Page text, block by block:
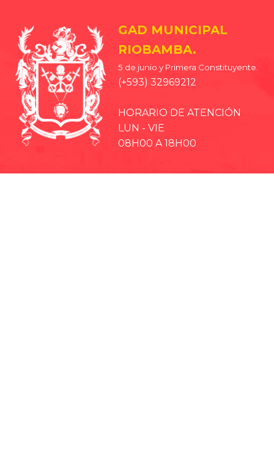
GAD MUNICIPAL
RIOBAMBA.
5 de junio y Primera Constituyente.
(+593) 32969212
HORARIO DE ATENCIÓN
LUN - VIE
08H00 A 18H00